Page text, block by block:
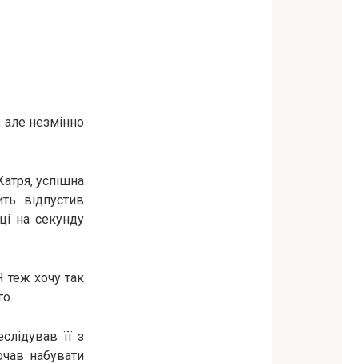
але незмінно
успішна
відпустив
на секунду
теж хочу так
її з
набувати